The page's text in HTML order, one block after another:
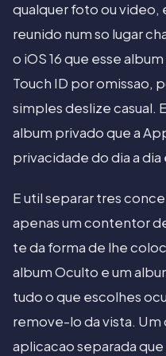
qualquer foto ou video,
reunido num so lugar
o iOS 16 que esse
Touch ID por omissao,
simples deslize casual.
album privado que a
privacidade do dia a
E util separar tres
apenas um contentor
te da forma de lhe
album Oculto e um
tudo o que escolhes
remove-lo da vista.
aplicacao separada